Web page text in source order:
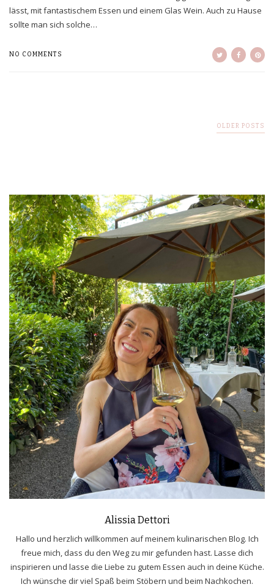
lässt, mit fantastischem Essen und einem Glas Wein. Auch zu Hause
sollte man sich solche…
NO COMMENTS
OLDER POSTS
Alissia Dettori
Hallo und herzlich willkommen auf meinem kulinarischen Blog. Ich
freue mich, dass du den Weg zu mir gefunden hast. Lasse dich
inspirieren und lasse die Liebe zu gutem Essen auch in deine Küche.
Ich wünsche dir viel Spaß beim Stöbern und beim Nachkochen.